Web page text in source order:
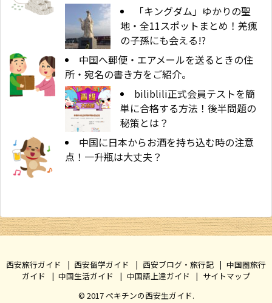
「キングダム」ゆかりの聖
地・全11スポットまとめ！羌瘣
の子孫にも会える!?
中国へ郵便・エアメールを送るときの住
所・宛名の書き方をご紹介。
biliblili正式会員テストを簡
単に合格する方法！後半問題の
秘策とは？
中国に日本からお酒を持ち込む時の注意
点！一升瓶は大丈夫？
西安旅行ガイド 西安留学ガイド 西安ブログ・旅行記
中国圏旅行
ガイド
中国生活ガイド 中国語上達ガイド
サイトマップ
© 2017ぺキチンの西安生ガイド.